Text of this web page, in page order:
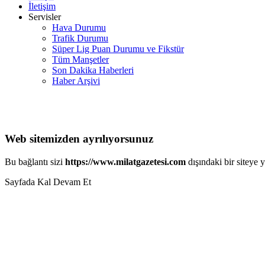
İletişim
Servisler
Hava Durumu
Trafik Durumu
Süper Lig Puan Durumu ve Fikstür
Tüm Manşetler
Son Dakika Haberleri
Haber Arşivi
Web sitemizden ayrılıyorsunuz
Bu bağlantı sizi https://www.milatgazetesi.com dışındaki bir siteye
Sayfada Kal Devam Et